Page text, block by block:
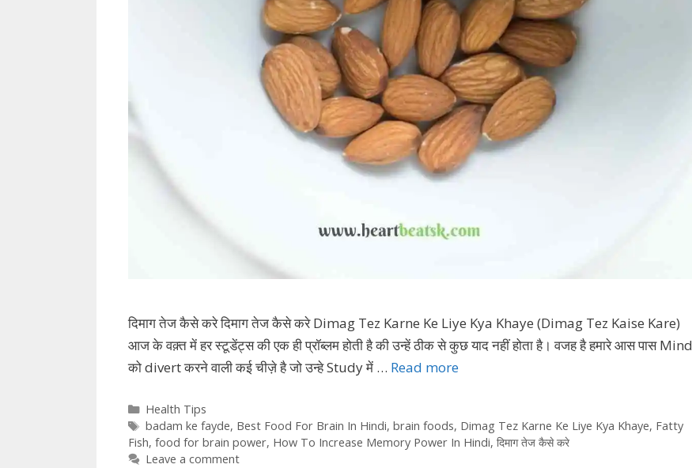
दिमाग तेज कैसे करे दिमाग तेज कैसे करे Dimag Tez Karne Ke Liye Kya Khaye (Dimag Tez Kaise Kare)
आज के वक़्त में हर स्टूडेंट्स की एक ही प्रॉब्लम होती है की उन्हें ठीक से कुछ याद नहीं होता है। वजह है हमारे आस पास Mind
को divert करने वाली कई चीज़े है जो उन्हे Study में … Read more
Categories
Health Tips
Tags
badam ke fayde, Best Food For Brain In Hindi, brain foods, Dimag Tez Karne Ke Liye Kya Khaye, Fatty
Fish, food for brain power, How To Increase Memory Power In Hindi, दिमाग तेज कैसे करे
Leave a comment